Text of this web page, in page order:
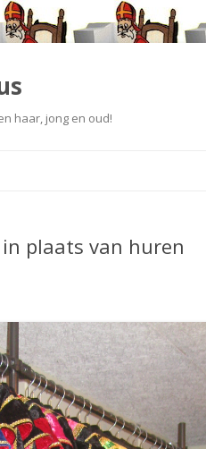
haar, jong en oud!
plaats van huren